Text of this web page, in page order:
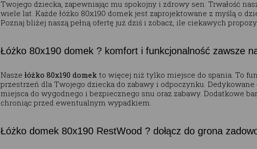
Twojego dziecka, zapewniając mu spokojny i zdrowy sen. Trwałość
wiele lat. Każde łóżko 80x190 domek jest zaprojektowane z myślą o
Poznaj bliżej naszą pełną ofertę już dziś i zobacz, ile ciekawych
Łóżko 80x190 domek ? komfort i funkcjonalność zawsze
Nasze łóżko 80x190 domek to więcej niż tylko miejsce do spania. To
przestrzeń dla Twojego dziecka do zabawy i odpoczynku.
miejsca do wygodnego i bezpiecznego snu oraz zabawy. Dodatkowe
chroniąc przed ewentualnym wypadkiem.
Łóżko domek 80x190 RestWood ? dołącz do grona